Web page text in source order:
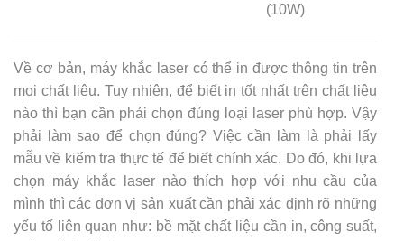
(10W)
Về cơ bản, máy khắc laser có thể in được thông tin trên
mọi chất liệu. Tuy nhiên, để biết in tốt nhất trên chất liệu
nào thì bạn cần phải chọn đúng loại laser phù hợp. Vậy
phải làm sao để chọn đúng? Việc cần làm là phải lấy
mẫu về kiểm tra thực tế để biết chính xác. Do đó, khi lựa
chọn máy khắc laser nào thích hợp với nhu cầu của
mình thì các đơn vị sản xuất cần phải xác định rõ những
yếu tố liên quan như: bề mặt chất liệu cần in, công suất,